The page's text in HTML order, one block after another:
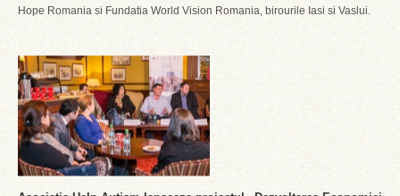
Hope Romania si Fundatia World Vision Romania, birourile Iasi si Vaslui.